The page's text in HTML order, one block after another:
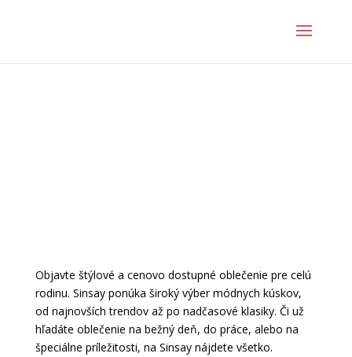
Objavte štýlové a cenovo dostupné oblečenie pre celú
rodinu. Sinsay ponúka široký výber módnych kúskov,
od najnovších trendov až po nadčasové klasiky. Či už
hľadáte oblečenie na bežný deň, do práce, alebo na
špeciálne príležitosti, na Sinsay nájdete všetko.